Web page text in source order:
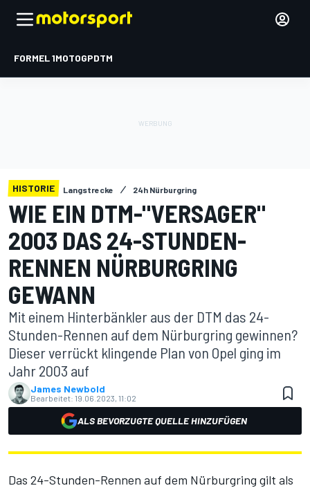
FORMEL 1MOTOGPDTM
HISTORIE Langstrecke 24h Nürburgring
WIE EIN DTM-"VERSAGER"
2003 DAS 24-STUNDEN-
RENNEN NÜRBURGRING
GEWANN
Mit einem Hinterbänkler aus der DTM das 24-
Stunden-Rennen auf dem Nürburgring gewinnen?
Dieser verrückt klingende Plan von Opel ging im
Jahr 2003 auf
James Newbold
Bearbeitet: 19.06.2023, 11:02
ALS BEVORZUGTE QUELLE HINZUFÜGEN
Das 24-Stunden-Rennen auf dem Nürburgring gilt als